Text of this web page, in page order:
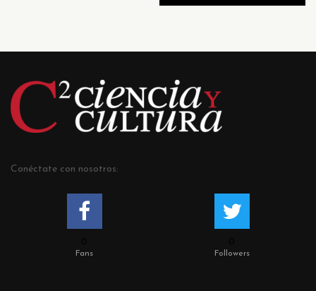
Conéctate con nosotros:
Fans Followers